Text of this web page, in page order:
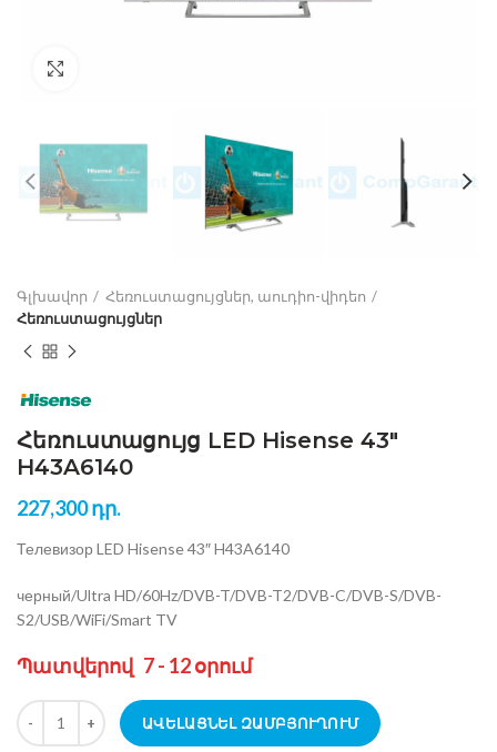
Գլխավոր
Հեռուստացույցներ, աուդիո-վիդեո
Հեռուստացույցներ
Հեռուստացույց LED Hisense 43″
H43A6140
227,300դր.
Телевизор LED Hisense 43″ H43A6140
черный/Ultra HD/60Hz/DVB-T/DVB-T2/DVB-C/DVB-S/DVB-
S2/USB/WiFi/Smart TV
Պատվերով 7 - 12 օրում
քանակ Հեռուստացույց LED Hisense 43" H43A6140
ԱՎԵԼԱՑՆԵԼ ԶԱՄԲՅՈՒՂՈՒՄ